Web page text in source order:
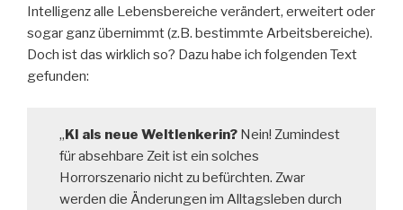
Intelligenz alle Lebensbereiche verändert, erweitert oder
sogar ganz übernimmt (z.B. bestimmte Arbeitsbereiche).
Doch ist das wirklich so? Dazu habe ich folgenden Text
gefunden:
„ KI als neue Weltlenkerin?Nein! Zumindest
für absehbare Zeit ist ein solches
Horrorszenario nicht zu befürchten. Zwar
werden die Änderungen im Alltagsleben durch